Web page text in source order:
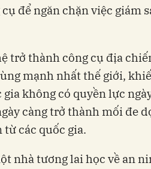
để ngăn chặn việc giám
trở thành công cụ địa
mạnh nhất thế giới,
không có quyền lực
càng trở thành mối đe
các quốc gia.
nhà tương lai học về an